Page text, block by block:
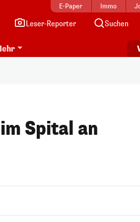
E-Paper Immo
Leser-Reporter Suchen
Spital an